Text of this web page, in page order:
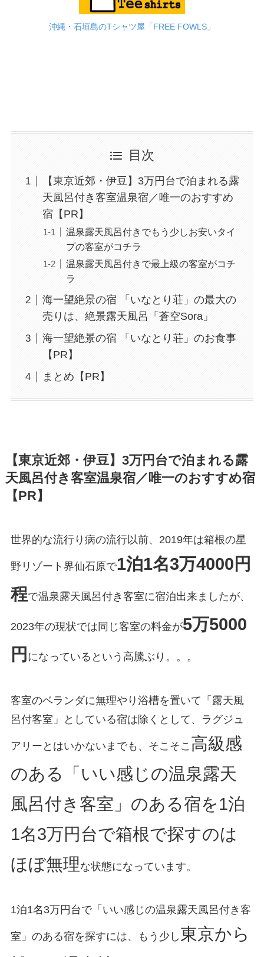
沖縄・石垣島のTシャツ屋「FREE FOWLS」
目次
【東京近郊・伊豆】3万円台で泊まれる露
天風呂付き客室温泉宿／唯一のおすすめ
宿【PR】
温泉露天風呂付きでもう少しお安いタイ
プの客室がコチラ
温泉露天風呂付きで最上級の客室がコチ
ラ
海一望絶景の宿 「いなとり荘」の最大の
売りは、絶景露天風呂「蒼空Sora」
海一望絶景の宿 「いなとり荘」のお食事
【PR】
まとめ【PR】
【東京近郊・伊豆】3万円台で泊まれる露
天風呂付き客室温泉宿／唯一のおすすめ宿
【PR】
世界的な流行り病の流行以前、2019年は箱根の星
野リゾート界仙石原で1泊1名3万4000円
程で温泉露天風呂付き客室に宿泊出来ましたが、
2023年の現状では同じ客室の料金が5万5000
円 になっているという高騰ぶり。。。
客室のベランダに無理やり浴槽を置いて「露天風
呂付客室」としている宿は除くとして、ラグジュ
アリーとはいかないまでも、そこそこ 高級感
のある「いい感じの温泉露天
風呂付き客室」のある宿を1泊
1名3万円台で箱根で探すのは
ほぼ無理 な状態になっています。
1泊1名3万円台で「いい感じの温泉露天風呂付き客
室」のある宿を探すには、もう少し 東京から